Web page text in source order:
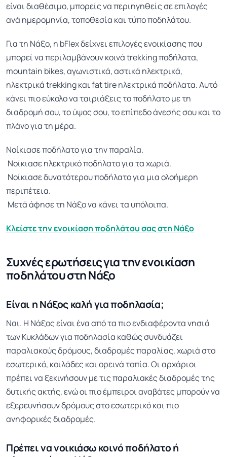
είναι διαθέσιμο, μπορείς να περιηγηθείς σε επιλογές
ανά ημερομηνία, τοποθεσία και τύπο ποδηλάτου.
Για τη Νάξο, η bFlex δείχνει επιλογές ενοικίασης που
μπορεί να περιλαμβάνουν κοινά trekking ποδήλατα,
mountain bikes, αγωνιστικά, αστικά ηλεκτρικά,
ηλεκτρικά trekking και fat tire ηλεκτρικά ποδήλατα. Αυτό
κάνει πιο εύκολο να ταιριάξεις το ποδήλατο με τη
διαδρομή σου, το ύψος σου, το επίπεδο άνεσής σου και το
πλάνο για τη μέρα.
Νοίκιασε ποδήλατο για την παραλία.
Νοίκιασε ηλεκτρικό ποδήλατο για τα χωριά.
Νοίκιασε δυνατότερου ποδήλατο για μια ολοήμερη
περιπέτεια.
Μετά άφησε τη Νάξο να κάνει τα υπόλοιπα.
Κλείστε την ενοικίαση ποδηλάτου σας στη Νάξο
Συχνές ερωτήσεις για την ενοικίαση
ποδηλάτου στη Νάξο
Είναι η Νάξος καλή για ποδηλασία;
Ναι. Η Νάξος είναι ένα από τα πιο ενδιαφέροντα νησιά
των Κυκλάδων για ποδηλασία καθώς συνδυάζει
παραλιακούς δρόμους, διαδρομές παραλίας, χωριά στο
εσωτερικό, κοιλάδες και ορεινά τοπία. Οι αρχάριοι
πρέπει να ξεκινήσουν με τις παραλιακές διαδρομές της
δυτικής ακτής, ενώ οι πιο έμπειροι αναβάτες μπορούν να
εξερευνήσουν δρόμους στο εσωτερικό και πιο
ανηφορικές διαδρομές.
Πρέπει να νοικιάσω κοινό ποδήλατο ή